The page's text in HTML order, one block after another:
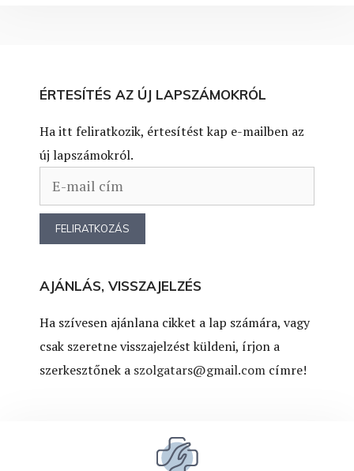
ÉRTESÍTÉS AZ ÚJ LAPSZÁMOKRÓL
Ha itt feliratkozik, értesítést kap e-mailben az
új lapszámokról.
AJÁNLÁS, VISSZAJELZÉS
Ha szívesen ajánlana cikket a lap számára, vagy
csak szeretne visszajelzést küldeni, írjon a
szerkesztőnek a szolgatars@gmail.com címre!